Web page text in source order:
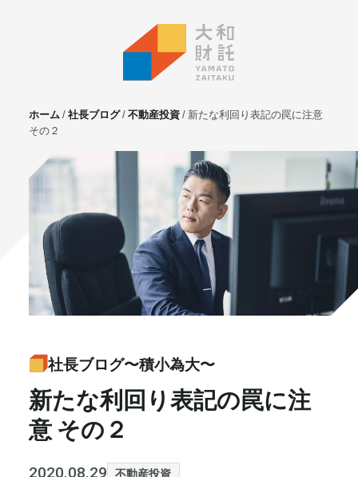
サービス
不動産投資
⼟地活⽤
マンション管理
賃貸管理
実需用戸建・マンション
ホテル事業
書籍・メディア
セミナー
大和財託の意志
お知らせ
コラム
ホーム 社長ブログ 不動産投資 新たな利回り表記の罠に注意
その２
社長ブログ〜積小為大〜
新たな利回り表記の罠に注
意 その２
2020.08.29 不動産投資